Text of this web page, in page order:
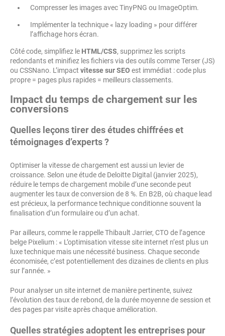
Compresser les images avec TinyPNG ou ImageOptim.
Implémenter la technique « lazy loading » pour différer
l’affichage hors écran.
Côté code, simplifiez le HTML/CSS, supprimez les scripts
redondants et minifiez les fichiers via des outils comme Terser (JS)
ou CSSNano. L’impact vitesse sur SEO est immédiat : code plus
propre = pages plus rapides = meilleurs classements.
Impact du temps de chargement sur les
conversions
Quelles leçons tirer des études chiffrées et
témoignages d’experts ?
Optimiser la vitesse de chargement est aussi un levier de
croissance. Selon une étude de Deloitte Digital (janvier 2025),
réduire le temps de chargement mobile d’une seconde peut
augmenter les taux de conversion de 8 %. En B2B, où chaque lead
est précieux, la performance technique conditionne souvent la
finalisation d’un formulaire ou d’un achat.
Par ailleurs, comme le rappelle Thibault Jarrier, CTO de l’agence
belge Pixelium : « L’optimisation vitesse site internet n’est plus un
luxe technique mais une nécessité business. Chaque seconde
économisée, c’est potentiellement des dizaines de clients en plus
sur l’année. »
Pour analyser un site internet de manière pertinente, suivez
l’évolution des taux de rebond, de la durée moyenne de session et
des pages par visite après chaque amélioration.
Quelles stratégies adoptent les entreprises pour